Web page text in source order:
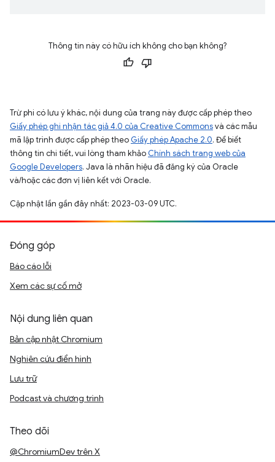
Thông tin này có hữu ích không cho bạn không?
Trừ phi có lưu ý khác, nội dung của trang này được cấp phép theo
Giấy phép ghi nhận tác giả 4.0 của Creative Commonsvà các mẫu
mã lập trình được cấp phép theo Giấy phép Apache 2.0. Để biết
thông tin chi tiết, vui lòng tham khảo Chính sách trang web của
Google Developers. Java là nhãn hiệu đã đăng ký của Oracle
và/hoặc các đơn vị liên kết với Oracle.
Cập nhật lần gần đây nhất: 2023-03-09 UTC.
Đóng góp
Báo cáo lỗi
Xem các sự cố mở
Nội dung liên quan
Bản cập nhật Chromium
Nghiên cứu điển hình
Lưu trữ
Podcast và chương trình
Theo dõi
@ChromiumDev trên X